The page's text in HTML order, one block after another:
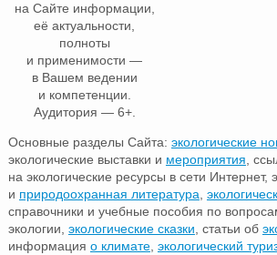
на Сайте информации,
её актуальности,
полноты
и применимости —
в Вашем ведении
и компетенции.
Аудитория — 6+.
Основные разделы Сайта: экологические
экологические выставки и мероприятия,
на экологические ресурсы в сети Интернет,
и природоохранная литература,
справочники и учебные пособия по
экологии, экологические сказки, статьи об
информация о климате, экологический